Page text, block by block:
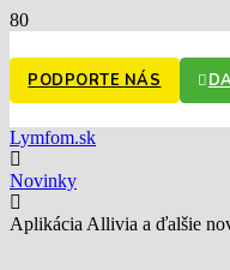
PODPORTE NÁS
Lymfom.sk
Novinky
Aplikácia Allivia a ďalšie